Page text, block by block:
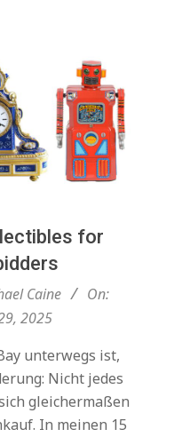
for
Caine
On:
2025
unterwegs ist,
Nicht jedes
gleichermaßen
In meinen 15